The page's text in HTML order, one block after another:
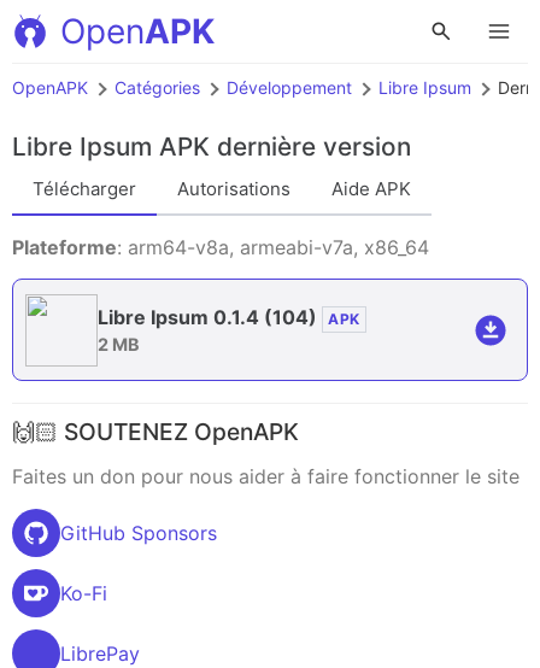
OpenAPK
OpenAPK Catégories Développement Libre Ipsum
Libre Ipsum APK dernière version
Télécharger Autorisations Aide APK
Plateforme: arm64-v8a, armeabi-v7a, x86_64
Libre Ipsum 0.1.4 (104) APK
2 MB
🙌🏻 SOUTENEZ OpenAPK
Faites un don pour nous aider à faire fonctionner le site
GitHub Sponsors
Ko-Fi
LibrePay